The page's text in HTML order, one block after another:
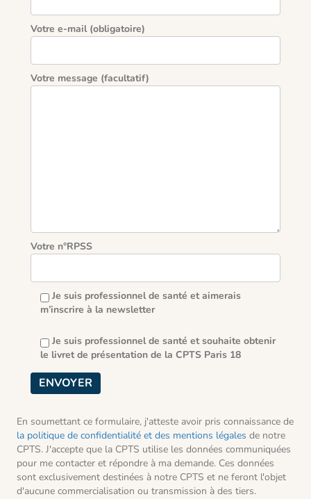
Votre e-mail (obligatoire)
Votre message (facultatif)
Votre n°RPSS
Je suis professionnel de santé et aimerais
m’inscrire à la newsletter
Je suis professionnel de santé et souhaite obtenir
le livret de présentation de la CPTS Paris 18
En soumettant ce formulaire, j'atteste avoir pris connaissance de
la politique de confidentialité et des mentions légales de notre
CPTS. J'accepte que la CPTS utilise les données communiquées
pour me contacter et répondre à ma demande. Ces données
sont exclusivement destinées à notre CPTS et ne feront l'objet
d'aucune commercialisation ou transmission à des tiers.